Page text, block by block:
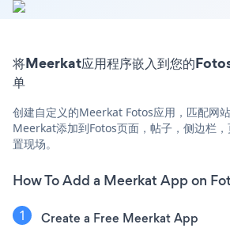
将Meerkat应用程序嵌入到您的
单
创建自定义的Meerkat Fotos应用，匹配网
Meerkat添加到Fotos页面，帖子，侧边栏
置现场。
How To Add a Meerkat App on
Create a Free Meerkat App